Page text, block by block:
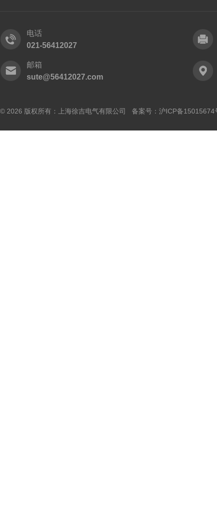
电话
021-56412027
邮箱
sute@56412027.com
© 2026 版权所有：上海徐吉电气有限公司 备案号： 沪ICP备15015674